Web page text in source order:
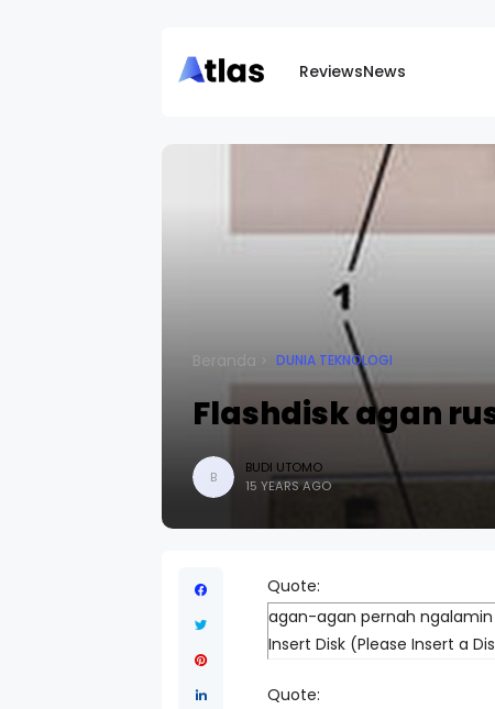
ReviewsNews
Beranda DUNIA TEKNOLOGI
Flashdisk agan
B
BUDI UTOMO
15 YEARS AGO
Quote:
agan-agan pernah ngalamin
Insert Disk (Please Insert a
Quote: